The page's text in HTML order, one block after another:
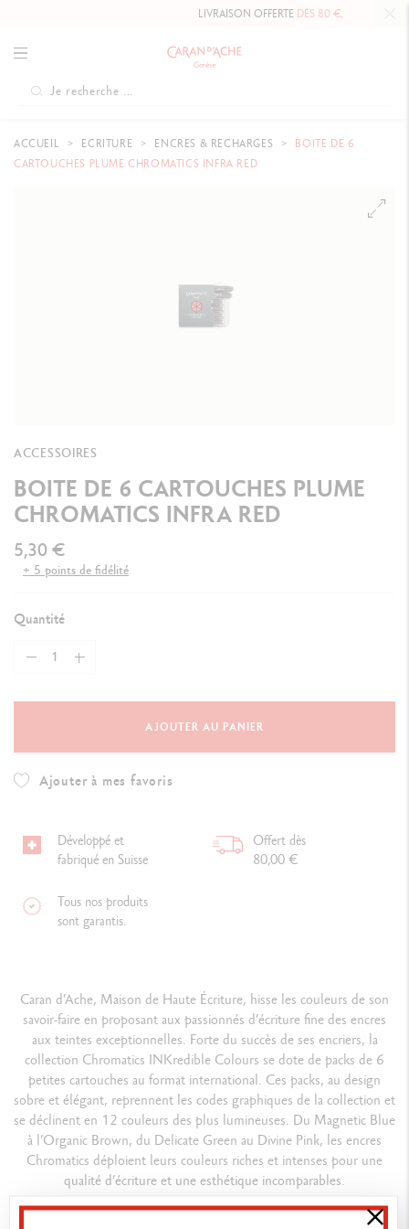
LIVRAISON OFFERTEDÈS 80 €.
ACCUEIL ECRITURE ENCRES & RECHARGES
BOITE DE 6
CARTOUCHES PLUME CHROMATICS INFRA RED
ACCESSOIRES
BOITE DE 6 CARTOUCHES PLUME
CHROMATICS INFRA RED
5,30 €
+ 5 points de fidélité
Quantité
AJOUTER AU PANIER
Ajouter à mes favoris
Développé et
fabriqué en Suisse
Offert dès
80,00 €
Tous nos produits
sont garantis.
Caran d’Ache, Maison de Haute Écriture, hisse les couleurs de son
savoir-faire en proposant aux passionnés d’écriture fine des encres
aux teintes exceptionnelles. Forte du succès de ses encriers, la
collection Chromatics INKredible Colours se dote de packs de 6
petites cartouches au format international. Ces packs, au design
sobre et élégant, reprennent les codes graphiques de la collection et
se déclinent en 12 couleurs des plus lumineuses. Du Magnetic Blue
à l’Organic Brown, du Delicate Green au Divine Pink, les encres
Chromatics déploient leurs couleurs riches et intenses pour une
qualité d’écriture et une esthétique incomparables.